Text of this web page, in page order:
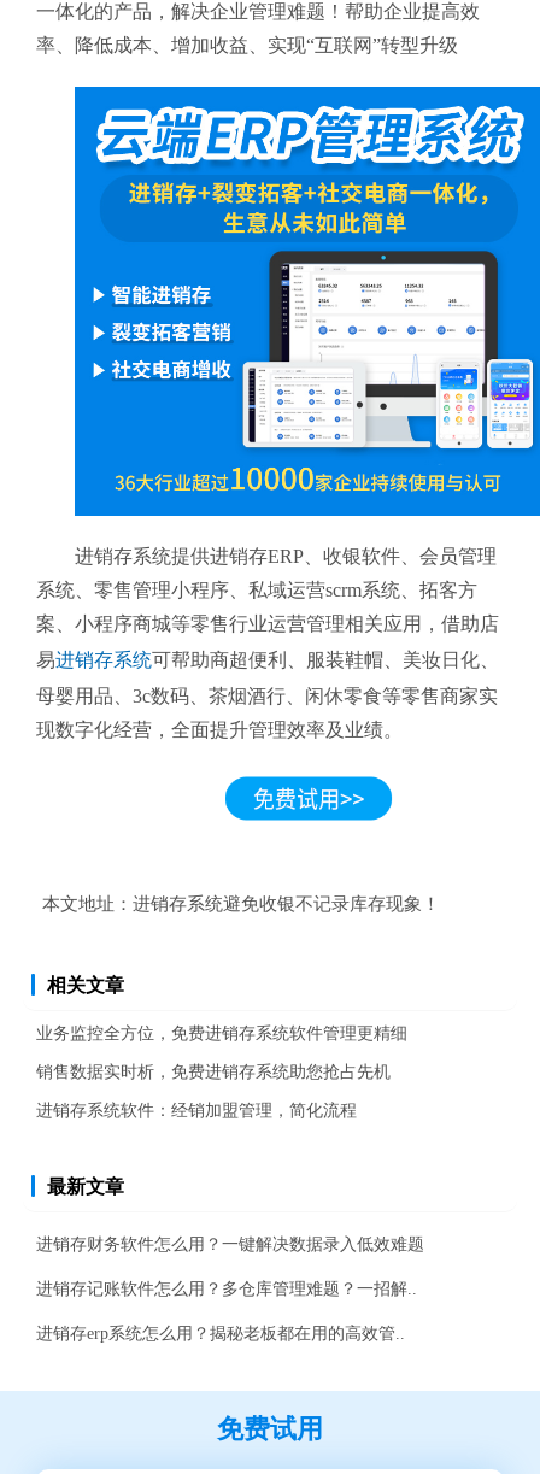
一体化的产品，解决企业管理难题！帮助企业提高效
率、降低成本、增加收益、实现“互联网”转型升级
进销存系统提供进销存ERP、收银软件、会员管理
系统、零售管理小程序、私域运营scrm系统、拓客方
案、小程序商城等零售行业运营管理相关应用，借助店
易进销存系统可帮助商超便利、服装鞋帽、美妆日化、
母婴用品、3c数码、茶烟酒行、闲休零食等零售商家实
现数字化经营，全面提升管理效率及业绩。
本文地址： 进销存系统避免收银不记录库存现象！
相关文章
业务监控全方位，免费进销存系统软件管理更精细
销售数据实时析，免费进销存系统助您抢占先机
进销存系统软件：经销加盟管理，简化流程
最新文章
进销存财务软件怎么用？一键解决数据录入低效难题
进销存记账软件怎么用？多仓库管理难题？一招解..
进销存erp系统怎么用？揭秘老板都在用的高效管..
免费试用